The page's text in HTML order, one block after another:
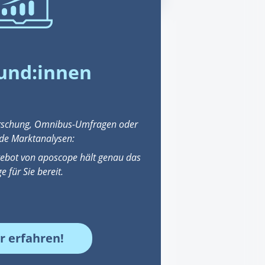
Omnibus-Umfragen oder
Marktanalysen:
von aposcope hält genau das
für Sie bereit.
erfahren!
LOGIN
Registrieren